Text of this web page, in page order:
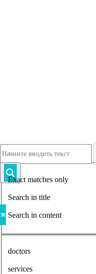
Exact matches only
Search in title
Search in content
doctors
services